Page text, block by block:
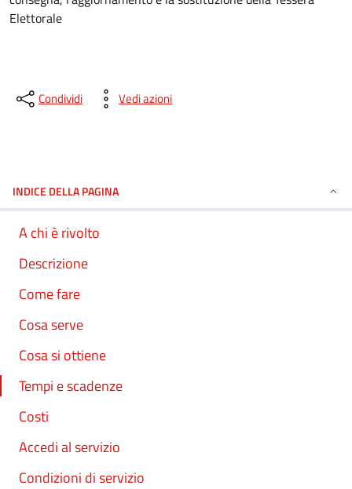
Elettorale
Condividi Vedi azioni
INDICE DELLA PAGINA
A chi è rivolto
Descrizione
Come fare
Cosa serve
Cosa si ottiene
Tempi e scadenze
Costi
Accedi al servizio
Condizioni di servizio